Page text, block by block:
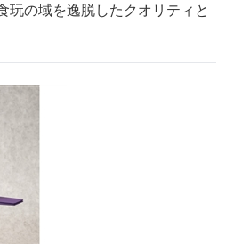
玩の域を逸脱したクオリティと